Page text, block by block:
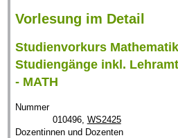
Vorlesung im Detail
Studienvorkurs
Studiengänge inkl.
- MATH
Nummer
010496, WS2425
Dozentinnen und Dozenten